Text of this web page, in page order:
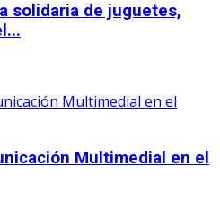
solidaria de juguetes,
Multimedial en el